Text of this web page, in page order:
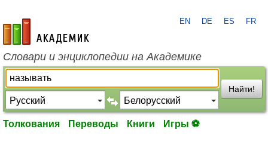
academic.ru
EN DE ES FR
Словари и энциклопедии на Академике
Найти!
Толкования Переводы Книги Игры ⚽